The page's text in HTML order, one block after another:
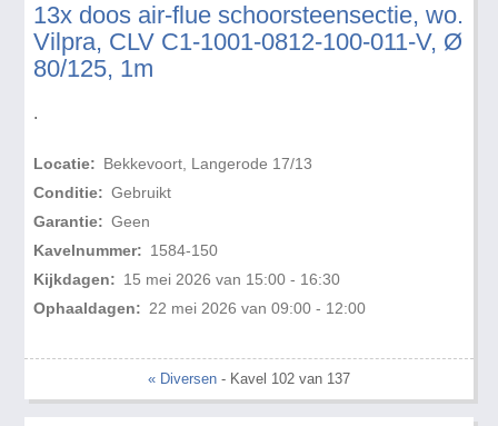
13x doos air-flue schoorsteensectie, wo.
Vilpra, CLV C1-1001-0812-100-011-V, Ø
80/125, 1m
.
Locatie: Bekkevoort, Langerode 17/13
Conditie: Gebruikt
Garantie: Geen
Kavelnummer: 1584-150
Kijkdagen: 15 mei 2026 van 15:00 - 16:30
Ophaaldagen: 22 mei 2026 van 09:00 - 12:00
« Diversen - Kavel 102 van 137